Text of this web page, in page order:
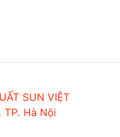
SUN VIỆT
Hà Nội